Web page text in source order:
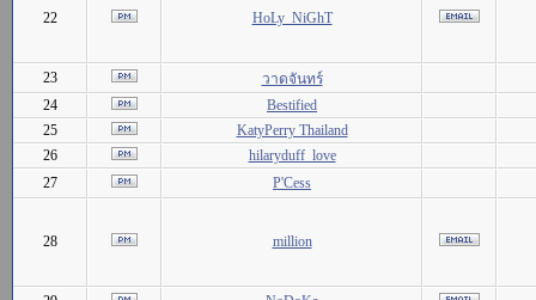
22 HoLy_NiGhT
23
วาดจันทร์
24
Bestified
25
KatyPerry Thailand
26
hilaryduff_love
27
P'Cess
28 million